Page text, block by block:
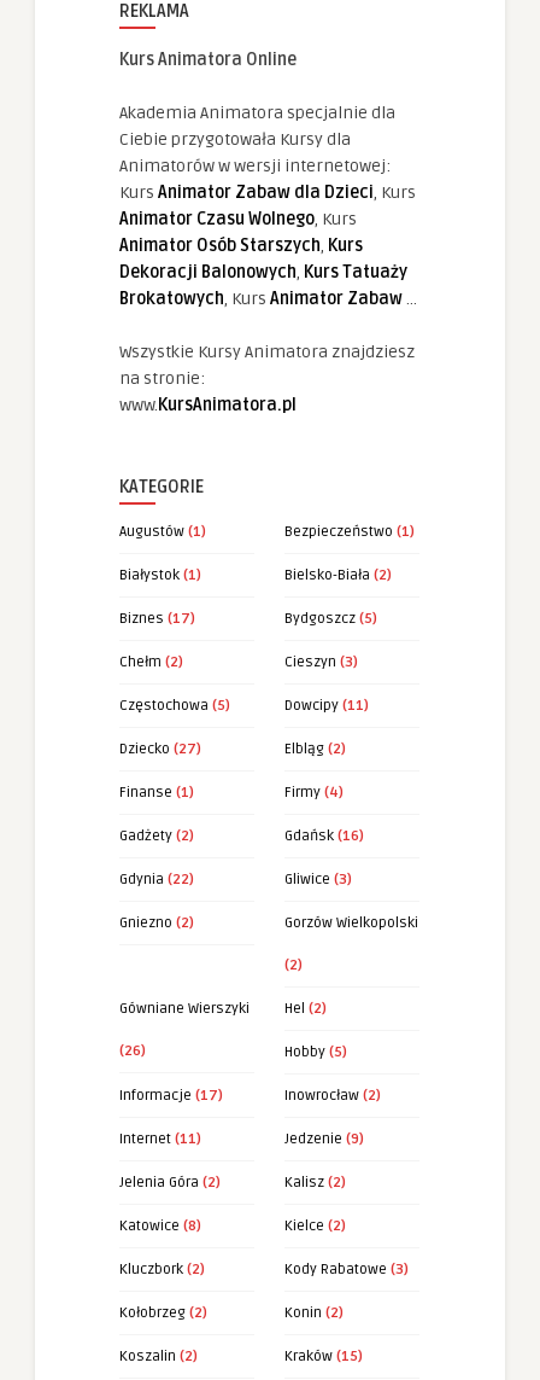
REKLAMA
Kurs Animatora Online
Akademia Animatora specjalnie dla
Ciebie przygotowała Kursy dla
Animatorów w wersji internetowej:
Kurs Animator Zabaw dla Dzieci, Kurs
Animator Czasu Wolnego, Kurs
Animator Osób Starszych, Kurs
Dekoracji Balonowych, Kurs Tatuaży
Brokatowych, Kurs Animator Zabaw...
Wszystkie Kursy Animatora znajdziesz
na stronie:
www.KursAnimatora.pl
KATEGORIE
Augustów (1) Bezpieczeństwo (1)
Białystok (1) Bielsko-Biała (2)
Biznes (17) Bydgoszcz (5)
Chełm (2) Cieszyn (3)
Częstochowa (5) Dowcipy (11)
Dziecko (27) Elbląg (2)
Finanse (1) Firmy (4)
Gadżety (2) Gdańsk (16)
Gdynia (22) Gliwice (3)
Gniezno (2) Gorzów Wielkopolski
(2)
Gówniane Wierszyki
(26)
Hel (2)
Hobby (5)
Informacje (17) Inowrocław (2)
Internet (11) Jedzenie (9)
Jelenia Góra (2) Kalisz (2)
Katowice (8) Kielce (2)
Kluczbork (2) Kody Rabatowe (3)
Kołobrzeg (2) Konin (2)
Koszalin (2) Kraków (15)